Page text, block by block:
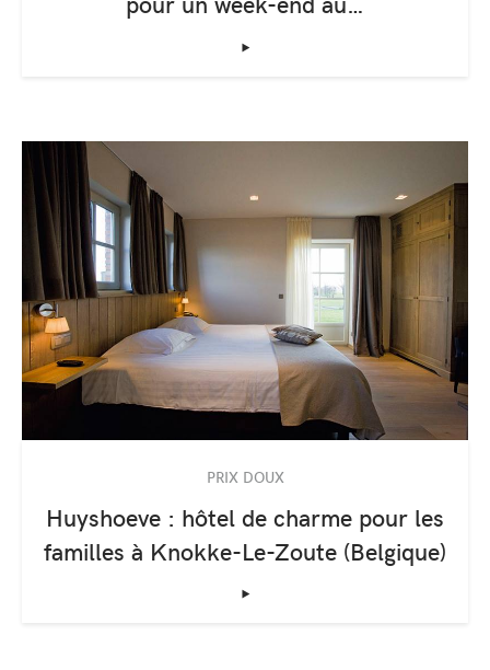
‣
PRIX DOUX
Huyshoeve : hôtel de charme pour les
familles à Knokke-Le-Zoute (Belgique)
‣